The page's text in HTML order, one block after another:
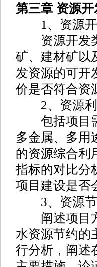
第三章 资源
1、资源开
资源开发类
矿、建材矿以
发资源的可开
价是否符合资
2、资源利
包括项目需
多金属、多用
的资源综合利
指标的对比分
项目建设是否
3、资源节
阐述项目方
水资源节约的
行分析，阐述